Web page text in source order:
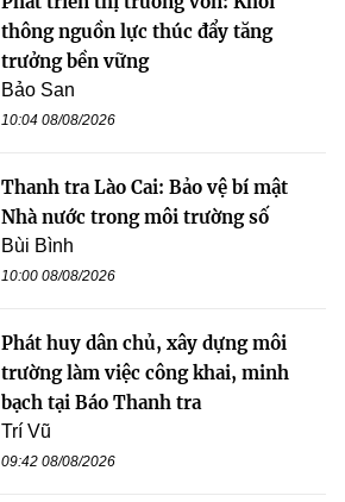
thông nguồn lực thúc đẩy tăng
trưởng bền vững
Bảo San
10:04 08/08/2026
Thanh tra Lào Cai: Bảo vệ bí mật
Nhà nước trong môi trường số
Bùi Bình
10:00 08/08/2026
Phát huy dân chủ, xây dựng môi
trường làm việc công khai, minh
bạch tại Báo Thanh tra
Trí Vũ
09:42 08/08/2026